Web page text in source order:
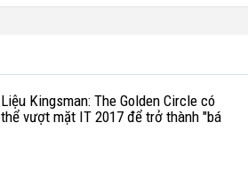
Liệu Kingsman: The Golden Circle có
thể vượt mặt IT 2017 để trở thành "bá